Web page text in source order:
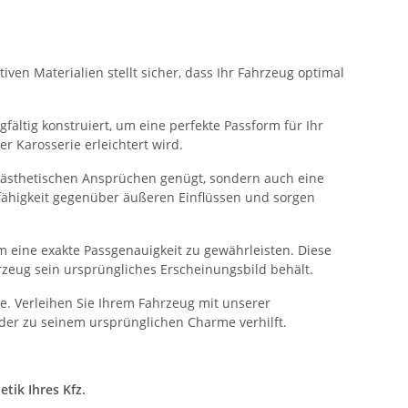
Materialien stellt sicher, dass Ihr Fahrzeug optimal
konstruiert, um eine perfekte Passform für Ihr
Karosserie erleichtert wird.
Ansprüchen genügt, sondern auch eine
gegenüber äußeren Einflüssen und sorgen
exakte Passgenauigkeit zu gewährleisten. Diese
sein ursprüngliches Erscheinungsbild behält.
Verleihen Sie Ihrem Fahrzeug mit unserer
zu seinem ursprünglichen Charme verhilft.
Ihres Kfz.